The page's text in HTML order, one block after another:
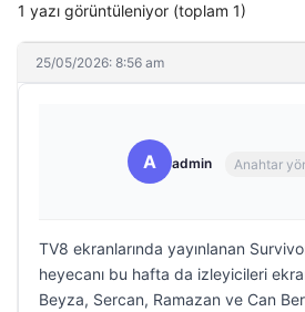
1 yazı görüntüleniyor (toplam 1)
25/05/2026: 8:56 am
A admin Anahtar
TV8 ekranlarında yayınlanan
heyecanı bu hafta da izleyicileri
Beyza, Sercan, Ramazan ve Can